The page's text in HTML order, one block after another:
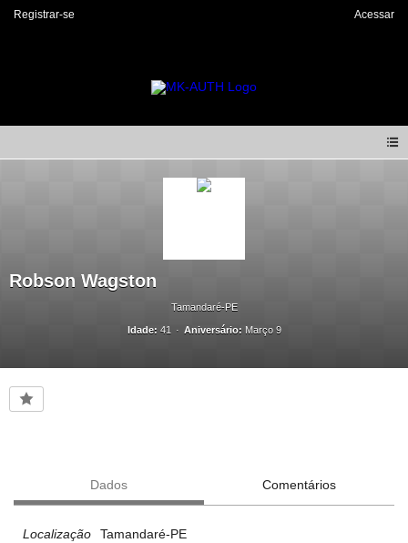
Registrar-se Acessar
Robson Wagston
Tamandaré-PE
Idade: 41 Aniversário: Março 9
Dados Comentários
Localização Tamandaré-PE